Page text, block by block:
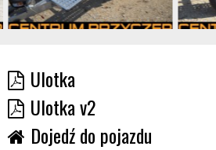
Ulotka
Ulotka v2
Dojedź do pojazdu